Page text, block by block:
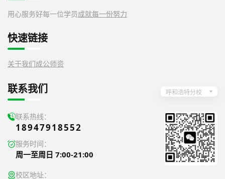
用心服务好每一位学员成就每一份努力
快速链接
关于我们成公师资
联系我们 呼和浩特分校
联系热线：
18947918552
服务时间：
周一至周日 7:00-21:00
校区地址：